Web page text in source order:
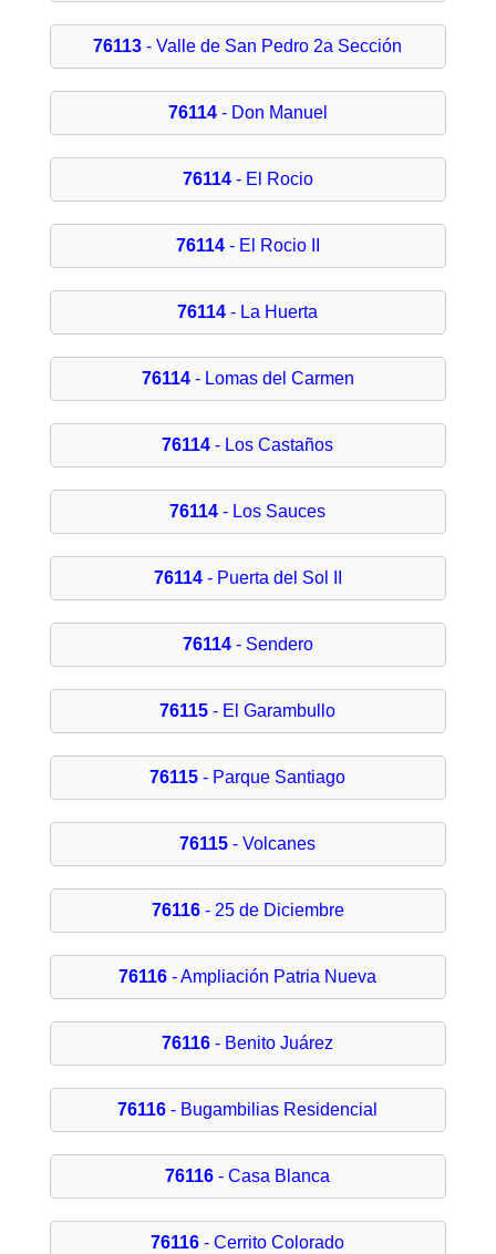
76113 - Valle de San Pedro 2a Sección
76114- Don Manuel
76114- El Rocio
76114- El Rocio II
76114 - La Huerta
76114- Lomas del Carmen
76114 - Los Castaños
76114 - Los Sauces
76114- Puerta del Sol II
76114- Sendero
76115 - El Garambullo
76115 - Parque Santiago
76115 - Volcanes
76116- 25 de Diciembre
76116 - Ampliación Patria Nueva
76116 - Benito Juárez
76116 - Bugambilias Residencial
76116 - Casa Blanca
76116 - Cerrito Colorado